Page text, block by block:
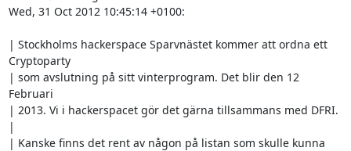
Wed, 31 Oct 2012 10:45:14 +0100:
| Stockholms hackerspace Sparvnästet kommer att ordna ett
Cryptoparty
| som avslutning på sitt vinterprogram. Det blir den 12
Februari
| 2013. Vi i hackerspacet gör det gärna tillsammans med DFRI.
|
| Kanske finns det rent av någon på listan som skulle kunna